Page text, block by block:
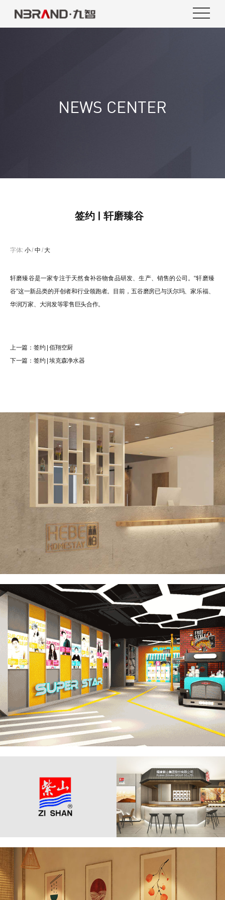
NEWS CENTER
签约 | 轩磨臻谷
字体: 小/ 中 / 大
轩磨臻谷是一家专注于天然食补谷物食品研发、生产、销售的公司。“轩磨臻
谷”这一新品类的开创者和行业领跑者。目前，五谷磨房已与沃尔玛、家乐福、
华润万家、大润发等零售巨头合作。
上一篇： 签约 | 佰翔空厨
下一篇： 签约 | 埃克森净水器